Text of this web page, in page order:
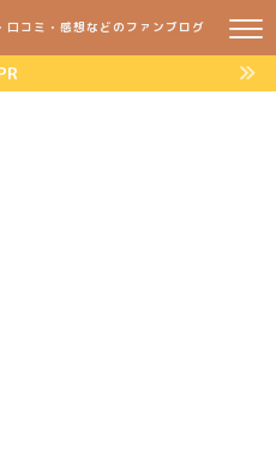
コミ・感想などのファンブログ